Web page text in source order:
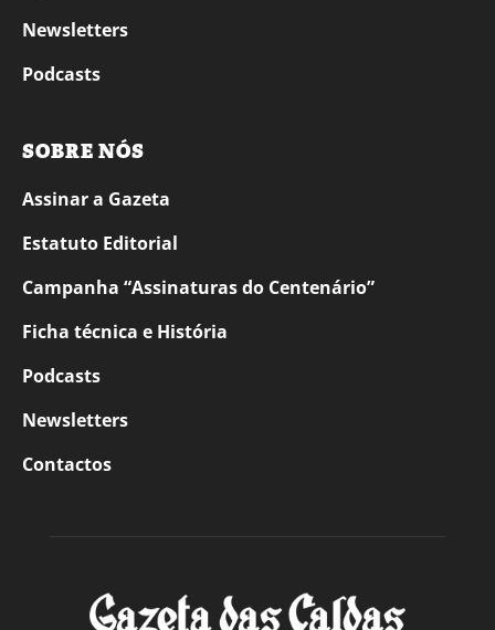
Newsletters
Podcasts
SOBRE NÓS
Assinar a Gazeta
Estatuto Editorial
Campanha “Assinaturas do Centenário”
Ficha técnica e História
Podcasts
Newsletters
Contactos